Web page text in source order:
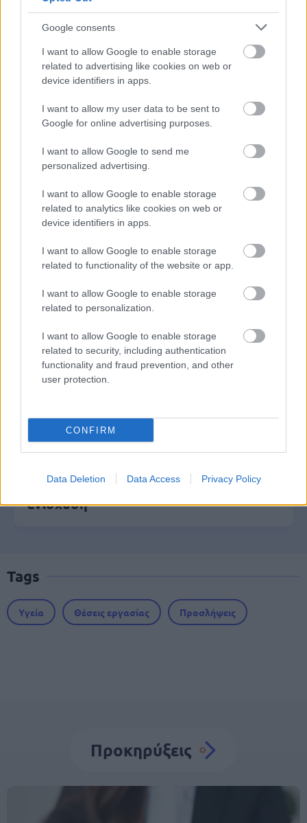
Google consents
I want to allow Google to enable storage
related to advertising like cookies on web or
device identifiers in apps.
I want to allow my user data to be sent to
Google for online advertising purposes.
I want to allow Google to send me
personalized advertising.
I want to allow Google to enable storage
related to analytics like cookies on web or
device identifiers in apps.
I want to allow Google to enable storage
related to functionality of the website or app.
I want to allow Google to enable storage
related to personalization.
I want to allow Google to enable storage
related to security, including authentication
functionality and fraud prevention, and other
user protection.
CONFIRM
Data Deletion Data Access Privacy Policy
Μάθε πρώτος όλες τις σημαντικές
ειδήσεις.
Βάλε το proson.gr στα αποτελέσματα
αναζήτησης της Google
Δημοφιλείς Ειδήσεις
Τι σημαίνει η λέξη «ευκτός»
Τι σημαίνει η λέξη «ρίψασπις»
Τουρισμός για Όλους 2026: Ποιοι
μπορούν να κάνουν αίτηση σήμερα –
φθινόπωρο – Ποιοι θα λάβουν την
ενίσχυση
Tags
Υγεία Θέσεις εργασίας Προσλήψεις
Προκηρύξεις